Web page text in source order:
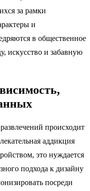
за рамки
и
в общественное
искусство и забавную
происходит
аддикция
это нуждается
подхода к дизайну
посреди